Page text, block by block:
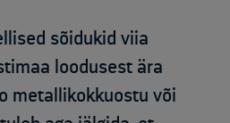
sõidukid viia
loodusest ära
metallikokkuostu või